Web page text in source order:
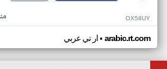
OX58UY
ار تي عربي• arabic.rt.com